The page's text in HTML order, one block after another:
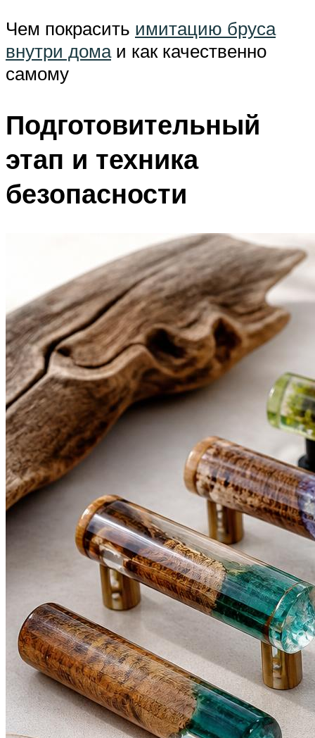
Чем покрасить имитацию бруса
внутри домаи как качественно
самому
Подготовительный
этап и техника
безопасности